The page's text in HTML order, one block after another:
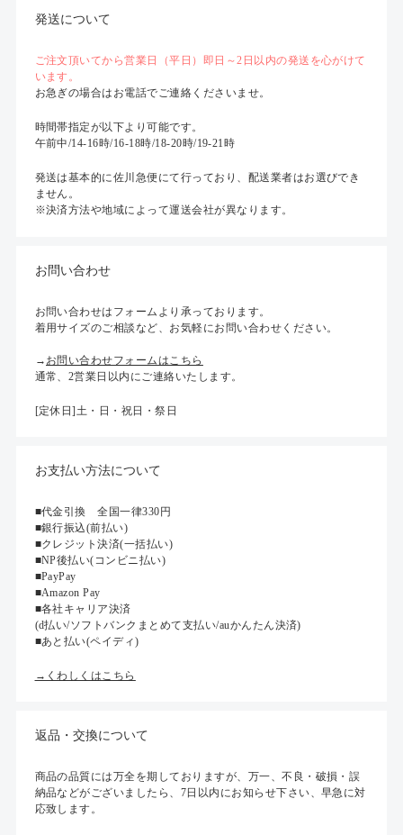
発送について
ご注文頂いてから営業日（平日）即日～2日以内の発送を心がけて
います。
お急ぎの場合はお電話でご連絡くださいませ。
時間帯指定が以下より可能です。
午前中/14-16時/16-18時/18-20時/19-21時
発送は基本的に佐川急便にて行っており、配送業者はお選びでき
ません。
※決済方法や地域によって運送会社が異なります。
お問い合わせ
お問い合わせはフォームより承っております。
着用サイズのご相談など、お気軽にお問い合わせください。
→ お問い合わせフォームはこちら
通常、2営業日以内にご連絡いたします。
[定休日]土・日・祝日・祭日
お支払い方法について
■代金引換 全国一律330円
■銀行振込(前払い)
■クレジット決済(一括払い)
■NP後払い(コンビニ払い)
■PayPay
■Amazon Pay
■各社キャリア決済
(d払い/ソフトバンクまとめて支払い/auかんたん決済)
■あと払い(ペイディ)
→くわしくはこちら
返品・交換について
商品の品質には万全を期しておりますが、万一、不良・破損・誤
納品などがございましたら、7日以内にお知らせ下さい、早急に対
応致します。